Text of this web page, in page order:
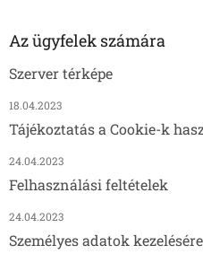
Az ügyfelek számára
Szerver térképe
18.04.2023
Tájékoztatás a Cookie-k
24.04.2023
Felhasználási feltételek
24.04.2023
Személyes adatok